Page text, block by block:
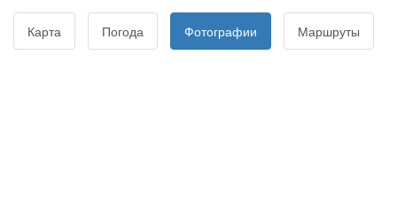
Карта Погода Фотографии Маршруты